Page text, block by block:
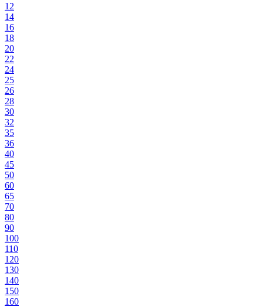
12
14
16
18
20
22
24
25
26
28
30
32
35
36
40
45
50
60
65
70
80
90
100
110
120
130
140
150
160